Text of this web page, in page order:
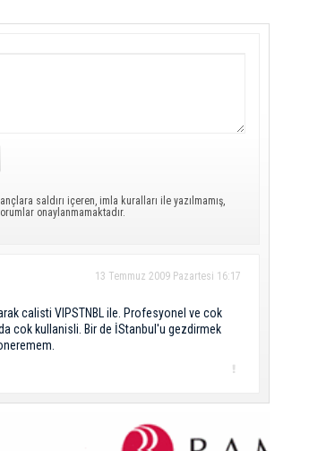
saldırı içeren, imla kuralları ile yazılmamış,
onaylanmamaktadır.
13 Temmuz 2009 Pazartesi 16:17
calisti VIPSTNBL ile. Profesyonel ve cok
cok kullanisli. Bir de İStanbul'u gezdirmek